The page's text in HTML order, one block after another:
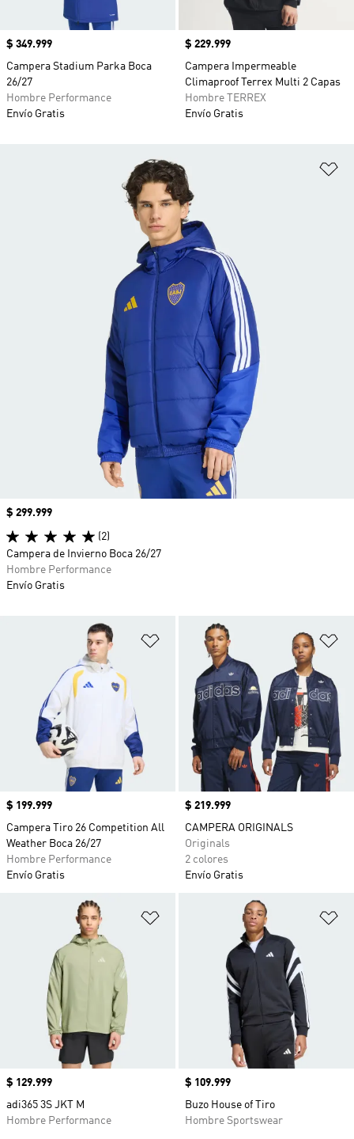
Precio
$ 349.999
Campera Stadium Parka Boca
26/27
Hombre Performance
Envío Gratis
Precio
$ 229.999
Campera Impermeable
Climaproof Terrex Multi 2 Capas
Hombre TERREX
Envío Gratis
Añadir a la lista de deseos
Precio
$ 199.999
Campera Tiro 26 Competition All
Weather Boca 26/27
Hombre Performance
Envío Gratis
Precio
$ 219.999
CAMPERA ORIGINALS
Originals
2 colores
Envío Gratis
Añadir a la lista de deseos
Precio
$ 129.999
adi365 3S JKT M
Hombre Performance
Precio
$ 109.999
Buzo House of Tiro
Hombre Sportswear
Precio
$ 299.999
(2)
Campera de Invierno Boca 26/27
Hombre Performance
Envío Gratis